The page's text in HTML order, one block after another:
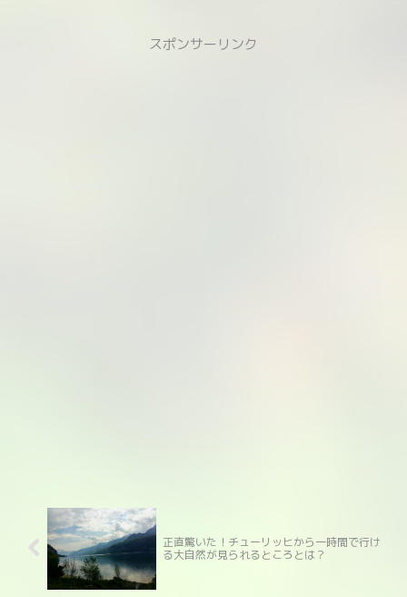
抜1800ｍのところにあるので
ヒ寄りなのはご了承ください！改
スポンサーリンク
正直驚いた！チューリッヒから一時間で行け
る大自然が見られるところとは？